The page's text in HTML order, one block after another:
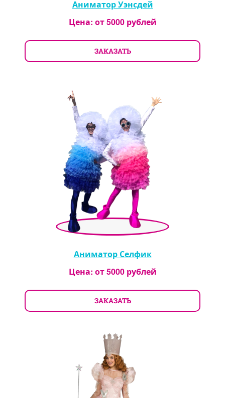
Аниматор Уэнсдей
Цена: от5000рублей
ЗАКАЗАТЬ
Аниматор Селфик
Цена: от5000рублей
ЗАКАЗАТЬ